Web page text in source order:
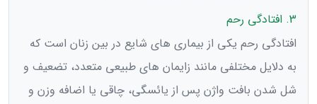
3. افتادگی رحم
افتادگی رحم یکی از بیماری های شایع در بین زنان است که
به دلایل مختلفی مانند زایمان های طبیعی متعدد، تضعیف و
شل شدن بافت واژن پس از یائسگی، چاقی یا اضافه وزن و